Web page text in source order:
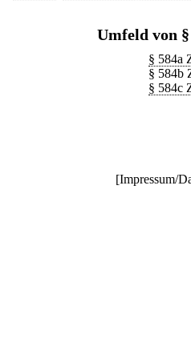
Umfeld von
§ 584a
§ 584b
§ 584c
[Impressum/